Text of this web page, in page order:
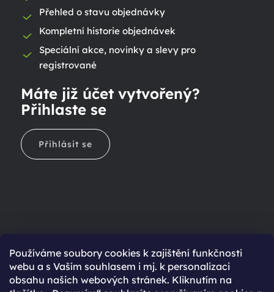
Používáme soubory cookies k zajištění funkčnosti
webu a s Vaším souhlasem i mj. k personalizaci
obsahu našich webových stránek. Kliknutím na
Přehled o stavu objednávky
Kompletní historie objednávek
Speciální akce, novinky a slevy pro
registrované
Máte již účet vytvořený?
Přihlaste se
Přihlásit se
Ještě nemáte účet?
Rychlejší nákup díky uloženým údajům